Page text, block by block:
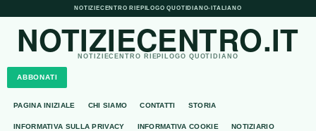
NOTIZIECENTRO RIEPILOGO QUOTIDIANO• ITALIANO
NOTIZIECENTRO.IT
NOTIZIECENTRO RIEPILOGO QUOTIDIANO
ABBONATI
PAGINA INIZIALE CHI SIAMO CONTATTI STORIA
INFORMATIVA SULLA PRIVACY INFORMATIVA COOKIE NOTIZIARIO